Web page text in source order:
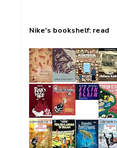
Nike's bookshelf: read